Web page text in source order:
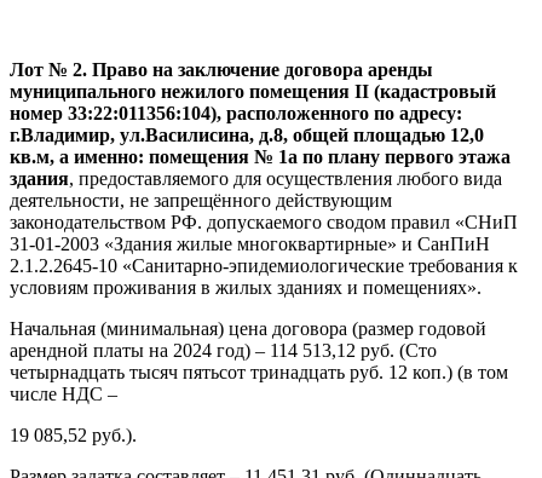
Лот № 2. Право на заключение договора аренды
муниципального нежилого помещения II (кадастровый
номер 33:22:011356:104), расположенного по адресу:
г.Владимир, ул.Василисина, д.8, общей площадью 12,0
кв.м, а именно: помещения № 1а по плану первого этажа
здания, предоставляемого для осуществления любого вида
деятельности, не запрещённого действующим
законодательством РФ. допускаемого сводом правил «СНиП
31-01-2003 «Здания жилые многоквартирные» и СанПиН
2.1.2.2645-10 «Санитарно-эпидемиологические требования к
условиям проживания в жилых зданиях и помещениях».
Начальная (минимальная) цена договора (размер годовой
арендной платы на 2024 год) – 114 513,12 руб. (Сто
четырнадцать тысяч пятьсот тринадцать руб. 12 коп.) (в том
числе НДС –
19 085,52 руб.).